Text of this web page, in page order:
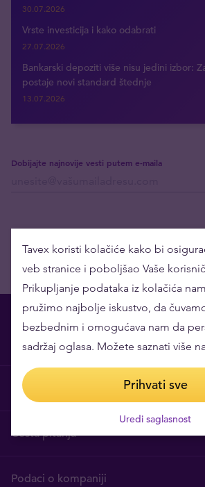
30.07.2026
Vrste investicija i kako odabrati
27.07.2026
Bankarski depoziti više nisu jedini izbor:
postaje novi standard štednje
13.07.2026
Dobijajte najnovije vesti putem e-maila
O nama
Česta pitanja
Podaci o kompaniji
Tavex koristi kolačiće kako bi
veb stranice i poboljšao Vaše
Prikupljanje podataka iz kolačića
pružimo najbolje iskustvo, da
bezbednim i omogućava nam da
sadržaj oglasa. Možete saznati više
Prihvati sve
Uredi saglasnost